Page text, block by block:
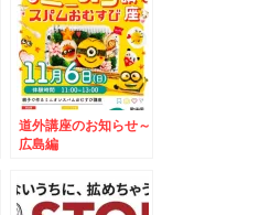
道外講座のお知らせ～
広島編